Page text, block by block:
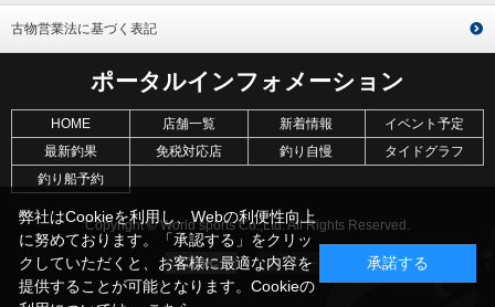
古物営業法に基づく表記
ポータルインフォメーション
HOME 店舗一覧 新着情報
イベント予定
最新釣果
免税対応店 釣り自慢
タイドグラフ
釣り船予約
Copyright © World sports Co.,Ltd. All Rights Reserved.
弊社はCookieを利用し、Webの利便性向上
に努めております。「承認する」をクリッ
クしていただくと、お客様に最適な内容を
提供することが可能となります。Cookieの
承諾する